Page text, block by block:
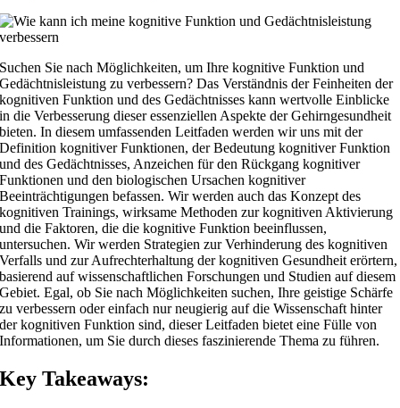
Suchen Sie nach Möglichkeiten, um Ihre kognitive Funktion und
Gedächtnisleistung zu verbessern? Das Verständnis der Feinheiten der
kognitiven Funktion und des Gedächtnisses kann wertvolle Einblicke
in die Verbesserung dieser essenziellen Aspekte der Gehirngesundheit
bieten. In diesem umfassenden Leitfaden werden wir uns mit der
Definition kognitiver Funktionen, der Bedeutung kognitiver Funktion
und des Gedächtnisses, Anzeichen für den Rückgang kognitiver
Funktionen und den biologischen Ursachen kognitiver
Beeinträchtigungen befassen. Wir werden auch das Konzept des
kognitiven Trainings, wirksame Methoden zur kognitiven Aktivierung
und die Faktoren, die die kognitive Funktion beeinflussen,
untersuchen. Wir werden Strategien zur Verhinderung des kognitiven
Verfalls und zur Aufrechterhaltung der kognitiven Gesundheit erörtern,
basierend auf wissenschaftlichen Forschungen und Studien auf diesem
Gebiet. Egal, ob Sie nach Möglichkeiten suchen, Ihre geistige Schärfe
zu verbessern oder einfach nur neugierig auf die Wissenschaft hinter
der kognitiven Funktion sind, dieser Leitfaden bietet eine Fülle von
Informationen, um Sie durch dieses faszinierende Thema zu führen.
Key Takeaways: